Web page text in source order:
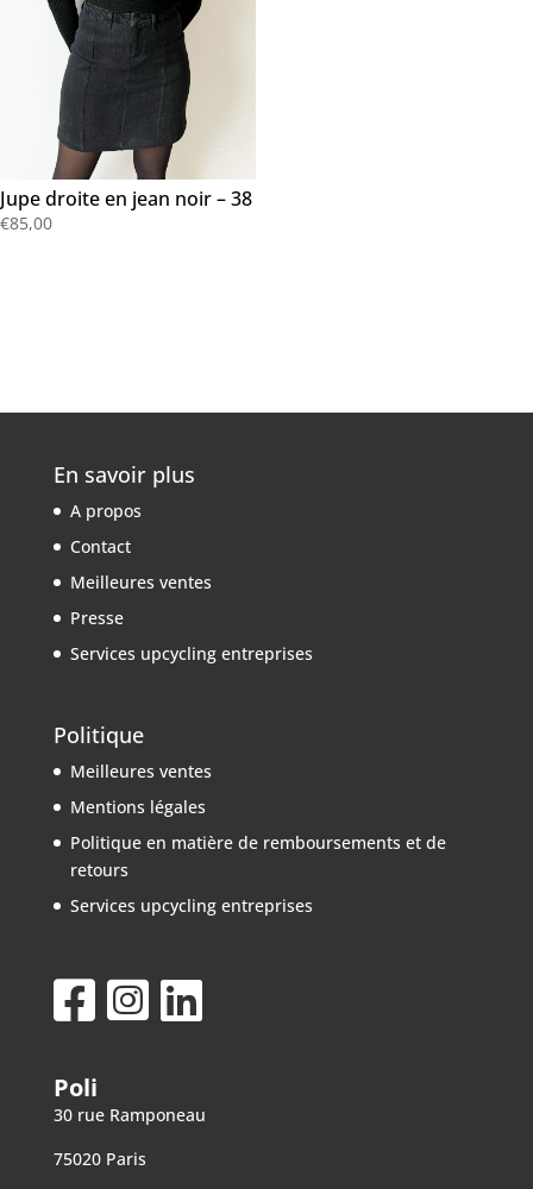
Jupe droite en jean noir – 38
€85,00
En savoir plus
A propos
Contact
Meilleures ventes
Presse
Services upcycling entreprises
Politique
Meilleures ventes
Mentions légales
Politique en matière de remboursements et de
retours
Services upcycling entreprises
Poli
30 rue Ramponeau
75020 Paris